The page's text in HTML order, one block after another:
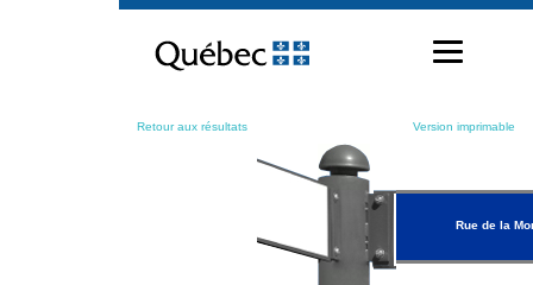
contenu
Retour aux résultats Version imprimable
Rue de la